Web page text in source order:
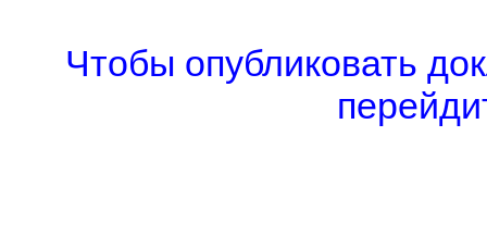
Чтобы опубликовать